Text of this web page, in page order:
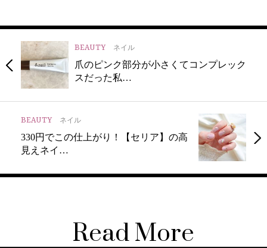
BEAUTY ネイル
爪のピンク部分が小さくてコンプレック
スだった私…
BEAUTY ネイル
330円でこの仕上がり！【セリア】の高
見えネイ…
Read More